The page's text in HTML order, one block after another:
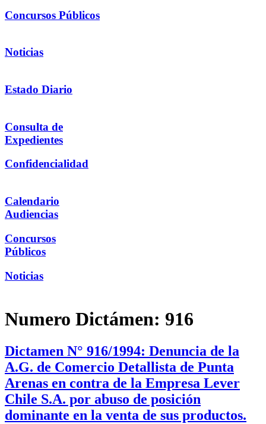
Concursos Públicos
Noticias
Estado Diario
Consulta de
Expedientes
Confidencialidad
Calendario
Audiencias
Concursos
Públicos
Noticias
Numero Dictámen: 916
Dictamen N° 916/1994: Denuncia de la
A.G. de Comercio Detallista de Punta
Arenas en contra de la Empresa Lever
Chile S.A. por abuso de posición
dominante en la venta de sus productos.